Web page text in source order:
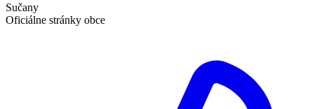
Sučany
Oficiálne stránky obce